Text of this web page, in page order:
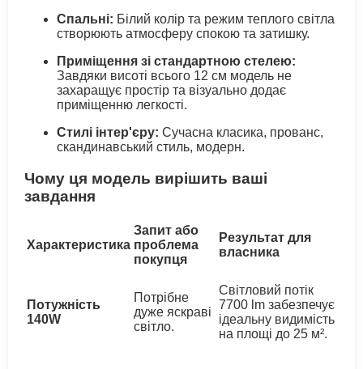
Спальні: Білий колір та режим теплого світла
створюють атмосферу спокою та затишку.
Приміщення зі стандартною стелею:
Завдяки висоті всього 12 см модель не
захаращує простір та візуально додає
приміщенню легкості.
Стилі інтер'єру: Сучасна класика, прованс,
скандинавський стиль, модерн.
Чому ця модель вирішить ваші
завдання
Характеристика
Запит або
проблема
покупця
Результат для
власника
Потужність
140W
Потрібне
дуже яскраві
світло.
Світловий потік
7700 lm забезпечує
ідеальну видимість
на площі до 25 м².